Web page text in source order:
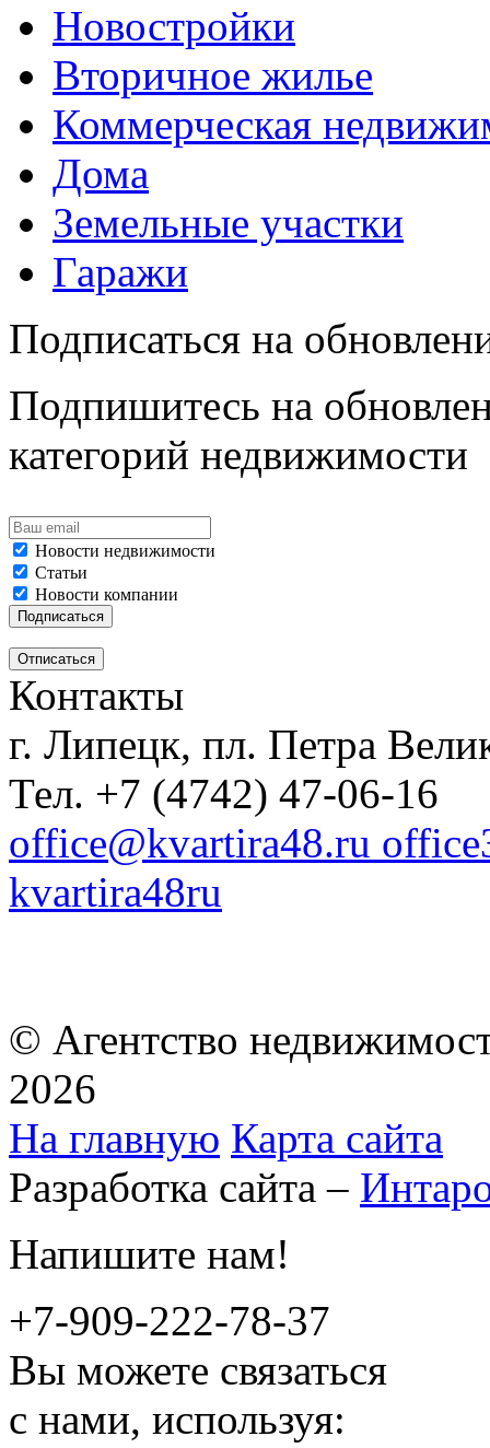
Новостройки
Вторичное жилье
Коммерческая
Дома
Земельные участки
Гаражи
Подписаться на
Подпишитесь на
категорий недвижимости
Новости недвижимости
Статьи
Новости компании
Контакты
г. Липецк, пл. Петра
Тел. +7 (4742) 47-06-16
office@kvartira48.ru
kvartira48ru
© Агентство
2026
На главную Карта сайта
Разработка сайта –
Напишите нам!
+7-909-222-78-37
Вы можете связаться
с нами, используя: